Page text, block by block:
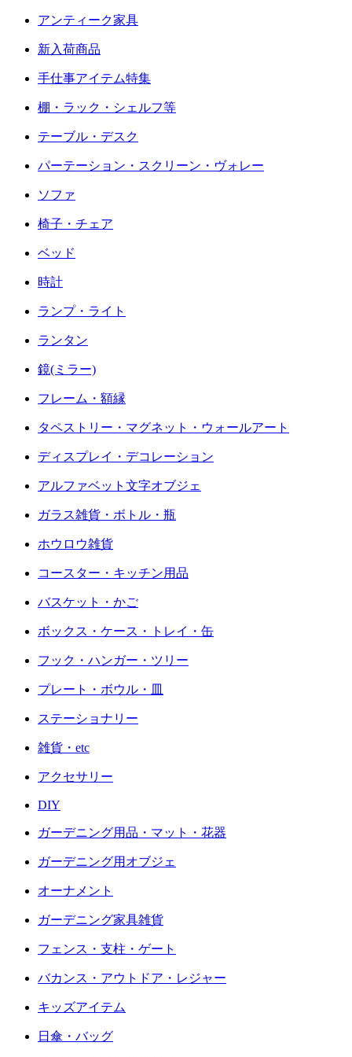
アンティーク家具
新入荷商品
手仕事アイテム特集
棚・ラック・シェルフ等
テーブル・デスク
パーテーション・スクリーン・ヴォレー
ソファ
椅子・チェア
ベッド
時計
ランプ・ライト
ランタン
鏡(ミラー)
フレーム・額縁
タペストリー・マグネット・ウォールアート
ディスプレイ・デコレーション
アルファベット文字オブジェ
ガラス雑貨・ボトル・瓶
ホウロウ雑貨
コースター・キッチン用品
バスケット・かご
ボックス・ケース・トレイ・缶
フック・ハンガー・ツリー
プレート・ボウル・皿
ステーショナリー
雑貨・etc
アクセサリー
DIY
ガーデニング用品・マット・花器
ガーデニング用オブジェ
オーナメント
ガーデニング家具雑貨
フェンス・支柱・ゲート
バカンス・アウトドア・レジャー
キッズアイテム
日傘・バッグ